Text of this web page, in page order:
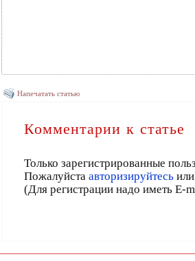
Напечатать статью
Комментарии к статье
Только зарегистрированные
Пожалуйста авторизируйтесьили
(Для регистрации надо иметь E-